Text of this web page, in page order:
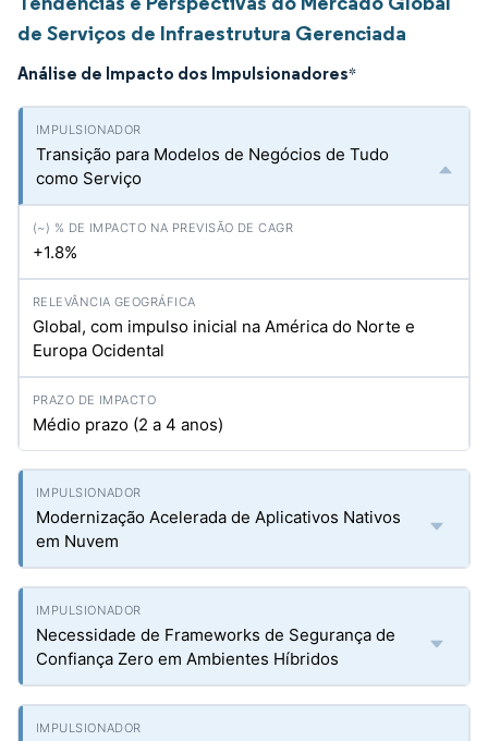
de Serviços de Infraestrutura Gerenciada
Análise de Impacto dos Impulsionadores*
Transição para Modelos de Negócios de Tudo
como Serviço
+1.8%
Global, com impulso inicial na América do Norte e
Europa Ocidental
Médio prazo (2 a 4 anos)
Modernização Acelerada de Aplicativos Nativos
em Nuvem
Necessidade de Frameworks de Segurança de
Confiança Zero em Ambientes Híbridos